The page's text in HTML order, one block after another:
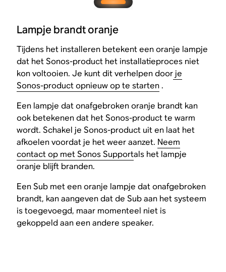
Lampje brandt oranje
Tijdens het installeren betekent een oranje lampje
dat het Sonos-product het installatieproces niet
kon voltooien. Je kunt dit verhelpen doorje
Sonos-product opnieuw op te starten.
Een lampje dat onafgebroken oranje brandt kan
ook betekenen dat het Sonos-product te warm
wordt. Schakel je Sonos-product uit en laat het
afkoelen voordat je het weer aanzet. Neem
contact op met Sonos Supportals het lampje
oranje blijft branden.
Een Sub met een oranje lampje dat onafgebroken
brandt, kan aangeven dat de Sub aan het systeem
is toegevoegd, maar momenteel niet is
gekoppeld aan een andere speaker.